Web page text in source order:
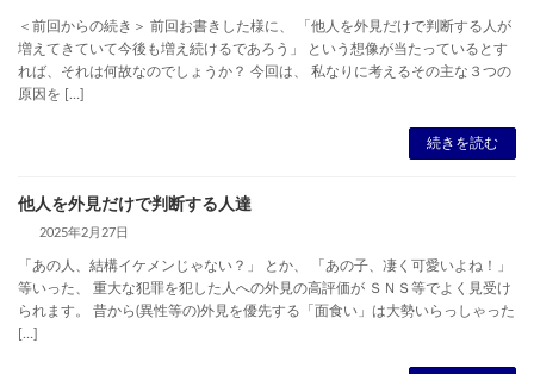
＜前回からの続き＞ 前回お書きした様に、 「他人を外見だけで判断する人が
増えてきていて今後も増え続けるであろう」 という想像が当たっているとす
れば、それは何故なのでしょうか？ 今回は、 私なりに考えるその主な３つの
原因を […]
続きを読む
他人を外見だけで判断する人達
2025年2月27日
「あの人、結構イケメンじゃない？」 とか、 「あの子、凄く可愛いよね！」
等いった、 重大な犯罪を犯した人への外見の高評価が ＳＮＳ等でよく見受け
られます。 昔から(異性等の)外見を優先する「面食い」は大勢いらっしゃった
[…]